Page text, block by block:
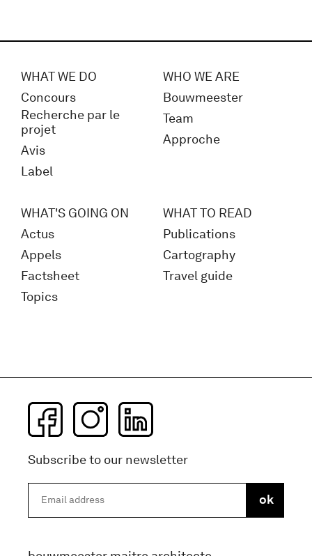
WHAT WE DO
Concours
Recherche par le
projet
Avis
Label
WHO WE ARE
Bouwmeester
Team
Approche
WHAT'S GOING ON
Actus
Appels
Factsheet
Topics
WHAT TO READ
Publications
Cartography
Travel guide
Subscribe to our newsletter